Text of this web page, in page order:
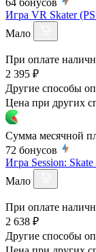
Игра VR Skater
Мало
При оплате
2 395 ₽
Другие способы
Цена при других
Сумма месячной
72 бонусов
Игра Session:
Мало
При оплате
2 638 ₽
Другие способы